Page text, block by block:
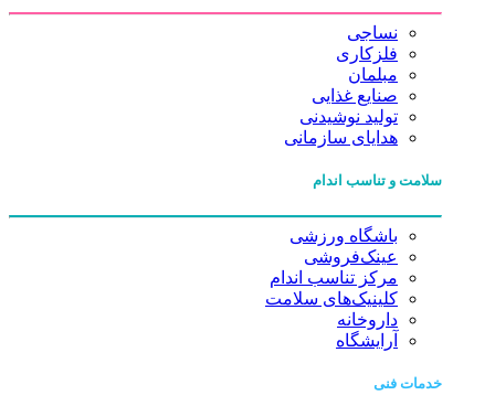
نساجی
فلزکاری
مبلمان
صنایع غذایی
تولید نوشیدنی
هدایای سازمانی
سلامت و تناسب اندام
باشگاه ورزشی
عینک‌فروشی
مرکز تناسب اندام
کلینیک‌های سلامت
داروخانه
آرایشگاه
خدمات فنی